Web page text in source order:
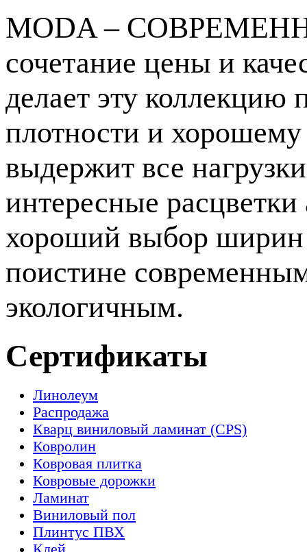
MODA –
сочетание цены и
делает эту коллекцию
плотности и
выдержит все
интересные расцветки
хороший выбор ширин
поистине
экологичным.
Сертификаты
Линолеум
Распродажа
Кварц виниловый ламинат (CPS)
Ковролин
Ковровая плитка
Ковровые дорожки
Ламинат
Виниловый пол
Плинтус ПВХ